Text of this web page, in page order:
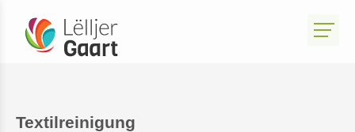
Textilreinigung